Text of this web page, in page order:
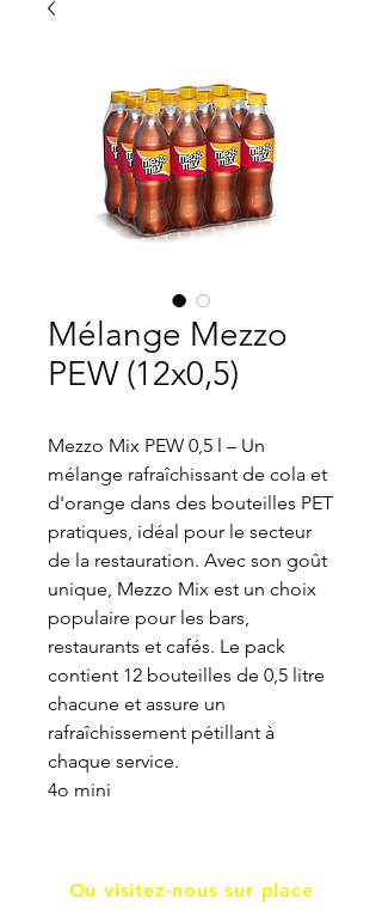
Mélange Mezzo
PEW (12x0,5)
Mezzo Mix PEW 0,5 l – Un
mélange rafraîchissant de cola et
d'orange dans des bouteilles PET
pratiques, idéal pour le secteur
de la restauration. Avec son goût
unique, Mezzo Mix est un choix
populaire pour les bars,
restaurants et cafés. Le pack
contient 12 bouteilles de 0,5 litre
chacune et assure un
rafraîchissement pétillant à
chaque service.
4o mini
Ou visitez-nous sur place